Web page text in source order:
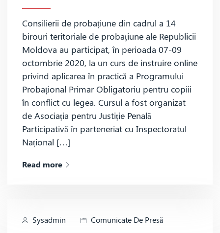
Consilierii de probațiune din cadrul a 14
birouri teritoriale de probațiune ale Republicii
Moldova au participat, în perioada 07-09
octombrie 2020, la un curs de instruire online
privind aplicarea în practică a Programului
Probațional Primar Obligatoriu pentru copiii
în conflict cu legea. Cursul a fost organizat
de Asociația pentru Justiție Penală
Participativă în parteneriat cu Inspectoratul
Național […]
Read more
Sysadmin Comunicate De Presă